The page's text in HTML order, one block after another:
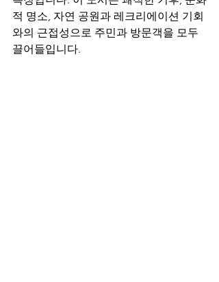
적 명소, 자연 공원과 레크리에이션 기회
와의 근접성으로 주민과 방문객을 모두
끌어들입니다.